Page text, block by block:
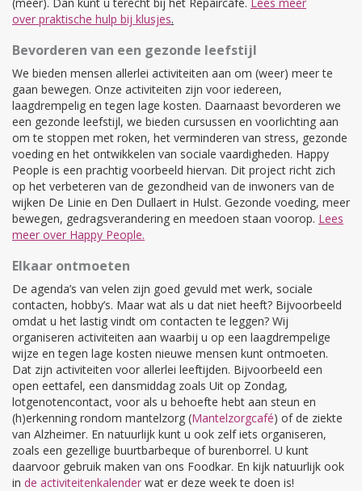
over praktische hulp bij klusjes.
Bevorderen van een gezonde leefstijl
We bieden mensen allerlei activiteiten aan om (weer) meer te
gaan bewegen. Onze activiteiten zijn voor iedereen,
laagdrempelig en tegen lage kosten. Daarnaast bevorderen we
een gezonde leefstijl, we bieden cursussen en voorlichting aan
om te stoppen met roken, het verminderen van stress, gezonde
voeding en het ontwikkelen van sociale vaardigheden. Happy
People is een prachtig voorbeeld hiervan. Dit project richt zich
op het verbeteren van de gezondheid van de inwoners van de
wijken De Linie en Den Dullaert in Hulst. Gezonde voeding, meer
bewegen, gedragsverandering en meedoen staan voorop. Lees
meer over Happy People.
Elkaar ontmoeten
De agenda’s van velen zijn goed gevuld met werk, sociale
contacten, hobby’s. Maar wat als u dat niet heeft? Bijvoorbeeld
omdat u het lastig vindt om contacten te leggen? Wij
organiseren activiteiten aan waarbij u op een laagdrempelige
wijze en tegen lage kosten nieuwe mensen kunt ontmoeten.
Dat zijn activiteiten voor allerlei leeftijden. Bijvoorbeeld een
open eettafel, een dansmiddag zoals Uit op Zondag,
lotgenotencontact, voor als u behoefte hebt aan steun en
(h)erkenning rondom mantelzorg (Mantelzorgcafé) of de ziekte
van Alzheimer. En natuurlijk kunt u ook zelf iets organiseren,
zoals een gezellige buurtbarbeque of burenborrel. U kunt
daarvoor gebruik maken van ons Foodkar. En kijk natuurlijk ook
in de activiteitenkalender wat er deze week te doen is!